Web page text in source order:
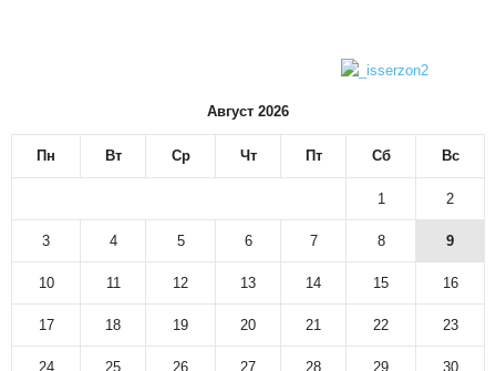
Август 2026
Пн Вт Ср Чт Пт Сб Вс
1 2
3 4 5 6 7 8 9
10 11 12 13 14 15 16
17 18 19 20 21 22 23
24 25 26 27 28 29 30